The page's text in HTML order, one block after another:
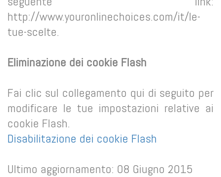
http://www.youronlinechoices.com/it/le-
tue-scelte.
Eliminazione dei cookie Flash
Fai clic sul collegamento qui di seguito per
modificare le tue impostazioni relative ai
cookie Flash.
Disabilitazione dei cookie Flash
Ultimo aggiornamento: 08 Giugno 2015